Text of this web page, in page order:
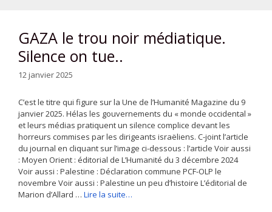
GAZA le trou noir médiatique.
Silence on tue..
12 janvier 2025
C’est le titre qui figure sur la Une de l’Humanité Magazine du 9
janvier 2025. Hélas les gouvernements du « monde occidental »
et leurs médias pratiquent un silence complice devant les
horreurs commises par les dirigeants israëliens. C-joint l’article
du journal en cliquant sur l’image ci-dessous : l’article Voir aussi
: Moyen Orient : éditorial de L’Humanité du 3 décembre 2024
Voir aussi : Palestine : Déclaration commune PCF-OLP le
novembre Voir aussi : Palestine un peu d’histoire L’éditorial de
Marion d’Allard … Lire la suite…